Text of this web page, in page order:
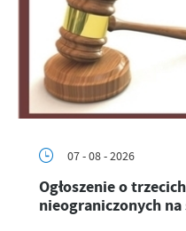
07 - 08 - 2026
Ogłoszenie o
nieograniczonych